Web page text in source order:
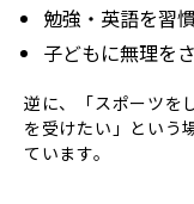
勉強・英語を習
子どもに無理を
逆に、「スポーツを
を受けたい」という
ています。